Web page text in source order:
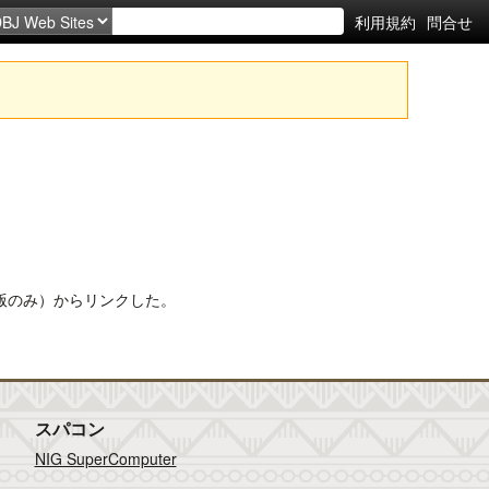
利用規約 問合せ
み）からリンクした。
スパコン
NIG SuperComputer